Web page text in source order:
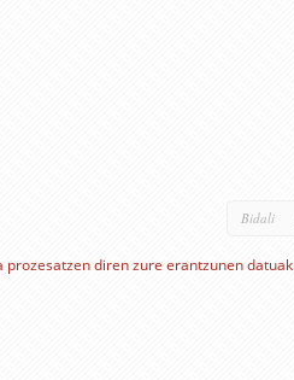
prozesatzen diren zure erantzunen